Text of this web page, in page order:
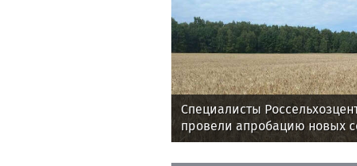
Специалисты
провели апробацию новых